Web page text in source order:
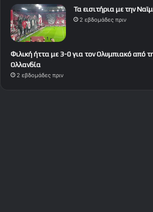
Τα εισιτήρια με την
2 εβδομάδες πριν
Φιλική ήττα με 3-0 για τον Ολυμπιακό από
Ολλανδία
2 εβδομάδες πριν